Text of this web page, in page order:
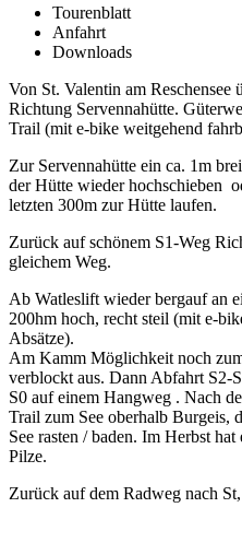
Tourenblatt
Anfahrt
Downloads
Von St. Valentin am Reschensee
Richtung Servennahütte.
Trail (mit e-bike weitgehend
Zur Servennahütte ein ca. 1m
der Hütte wieder hochschieben
letzten 300m zur Hütte laufen.
Zurück auf schönem S1-Weg
gleichem Weg.
Ab Watleslift wieder bergauf an
200hm hoch, recht steil (mit e-
Absätze).
Am Kamm Möglichkeit noch
verblockt aus. Dann Abfahrt S2-
S0 auf einem Hangweg . Nach
Trail zum See oberhalb Burgeis,
See rasten / baden. Im Herbst
Pilze.
Zurück auf dem Radweg nach